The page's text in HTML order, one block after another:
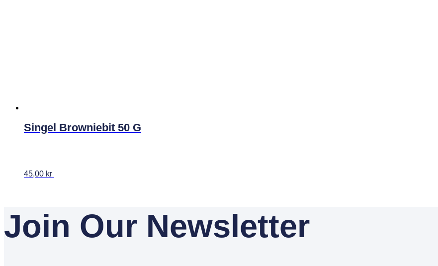
Singel Browniebit 50 G
45,00 kr
Join Our Newsletter